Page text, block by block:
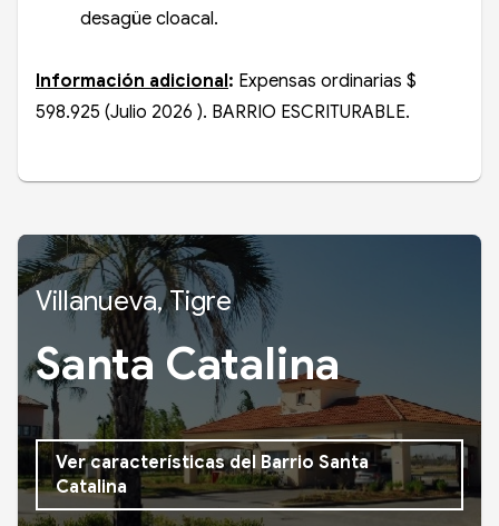
desagüe cloacal.
Información adicional: Expensas ordinarias $
598.925 (Julio 2026 ). BARRIO ESCRITURABLE.
Villanueva, Tigre
Santa Catalina
Ver características del Barrio Santa
Catalina